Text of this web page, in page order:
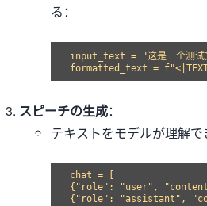
る：
input_text = "这是一个测试
スピーチの生成：
テキストをモデルが理解で
chat = [
{"role": "user",
{"role": "assistant",